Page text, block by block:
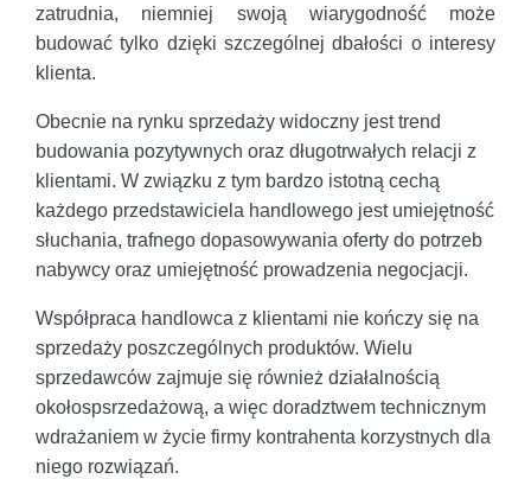
zatrudnia, niemniej swoją wiarygodność może
budować tylko dzięki szczególnej dbałości o interesy
klienta.
Obecnie na rynku sprzedaży widoczny jest trend
budowania pozytywnych oraz długotrwałych relacji z
klientami. W związku z tym bardzo istotną cechą
każdego przedstawiciela handlowego jest umiejętność
słuchania, trafnego dopasowywania oferty do potrzeb
nabywcy oraz umiejętność prowadzenia negocjacji.
Współpraca handlowca z klientami nie kończy się na
sprzedaży poszczególnych produktów. Wielu
sprzedawców zajmuje się również działalnością
okołospsrzedażową, a więc doradztwem technicznym
wdrażaniem w życie firmy kontrahenta korzystnych dla
niego rozwiązań.